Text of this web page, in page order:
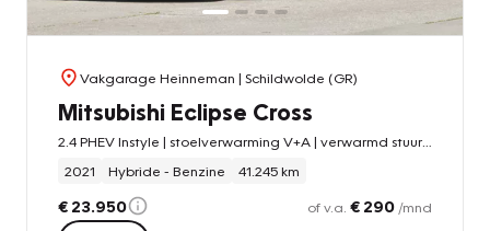
Vakgarage Heinneman | Schildwolde (GR)
Mitsubishi Eclipse Cross
2021
Hybride - Benzine 41.245 km
€ 23.950 of v.a. € 290 /mnd